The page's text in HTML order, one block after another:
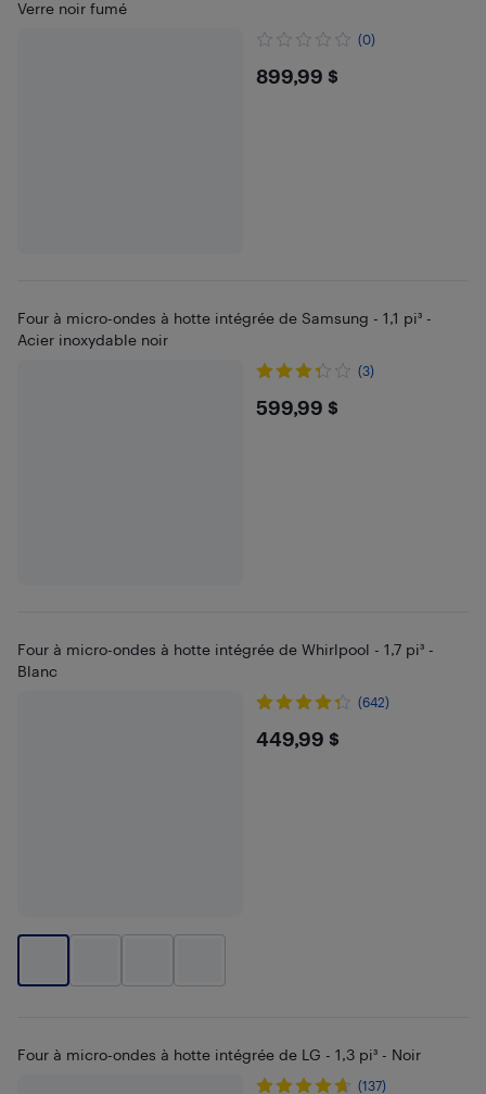
Verre noir fumé
(0)
$899.99
899,99 $
Four à micro-ondes à hotte intégrée de Samsung - 1,1 pi³ -
Acier inoxydable noir
(3)
$599.99
599,99 $
Four à micro-ondes à hotte intégrée de Whirlpool - 1,7 pi³ -
Blanc
(642)
$449.99
449,99 $
Four à micro-ondes à hotte intégrée de LG - 1,3 pi³ - Noir
(137)